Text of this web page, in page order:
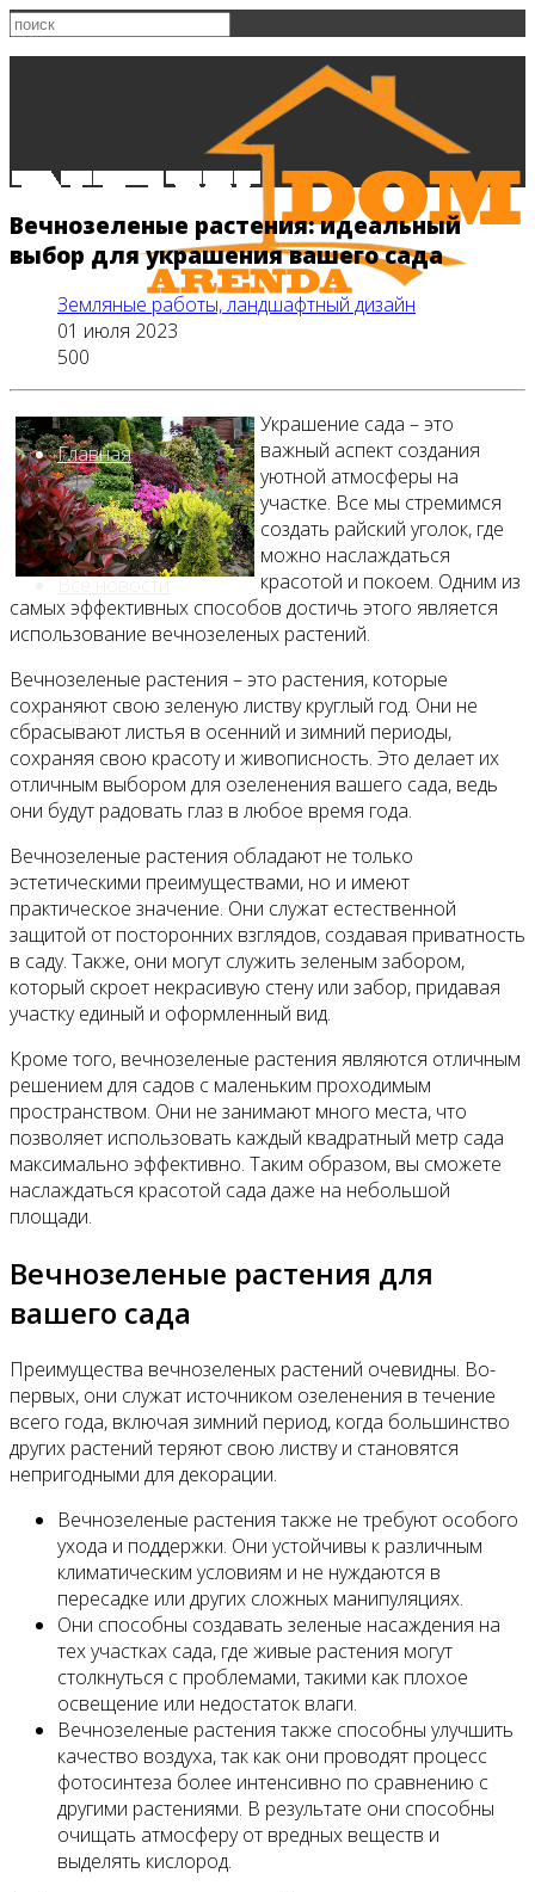
Главная
Все новости
Видео
Вечнозеленые растения: идеальный
выбор для украшения вашего сада
Земляные работы, ландшафтный дизайн
01 июля 2023
500
Украшение сада – это
важный аспект создания
уютной атмосферы на
участке. Все мы стремимся
создать райский уголок, где
можно наслаждаться
красотой и покоем. Одним из
самых эффективных способов достичь этого является
использование вечнозеленых растений.
Вечнозеленые растения – это растения, которые
сохраняют свою зеленую листву круглый год. Они не
сбрасывают листья в осенний и зимний периоды,
сохраняя свою красоту и живописность. Это делает их
отличным выбором для озеленения вашего сада, ведь
они будут радовать глаз в любое время года.
Вечнозеленые растения обладают не только
эстетическими преимуществами, но и имеют
практическое значение. Они служат естественной
защитой от посторонних взглядов, создавая приватность
в саду. Также, они могут служить зеленым забором,
который скроет некрасивую стену или забор, придавая
участку единый и оформленный вид.
Кроме того, вечнозеленые растения являются отличным
решением для садов с маленьким проходимым
пространством. Они не занимают много места, что
позволяет использовать каждый квадратный метр сада
максимально эффективно. Таким образом, вы сможете
наслаждаться красотой сада даже на небольшой
площади.
Вечнозеленые растения для
вашего сада
Преимущества вечнозеленых растений очевидны. Во-
первых, они служат источником озеленения в течение
всего года, включая зимний период, когда большинство
других растений теряют свою листву и становятся
непригодными для декорации.
Вечнозеленые растения также не требуют особого
ухода и поддержки. Они устойчивы к различным
климатическим условиям и не нуждаются в
пересадке или других сложных манипуляциях.
Они способны создавать зеленые насаждения на
тех участках сада, где живые растения могут
столкнуться с проблемами, такими как плохое
освещение или недостаток влаги.
Вечнозеленые растения также способны улучшить
качество воздуха, так как они проводят процесс
фотосинтеза более интенсивно по сравнению с
другими растениями. В результате они способны
очищать атмосферу от вредных веществ и
выделять кислород.